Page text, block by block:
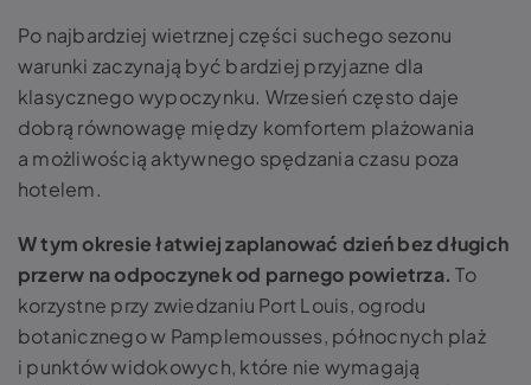
Po najbardziej wietrznej części suchego sezonu
warunki zaczynają być bardziej przyjazne dla
klasycznego wypoczynku. Wrzesień często daje
dobrą równowagę między komfortem plażowania
a możliwością aktywnego spędzania czasu poza
hotelem.
W tym okresie łatwiej zaplanować dzień bez długich
przerw na odpoczynek od parnego powietrza.To
korzystne przy zwiedzaniu Port Louis, ogrodu
botanicznego w Pamplemousses, północnych plaż
i punktów widokowych, które nie wymagają